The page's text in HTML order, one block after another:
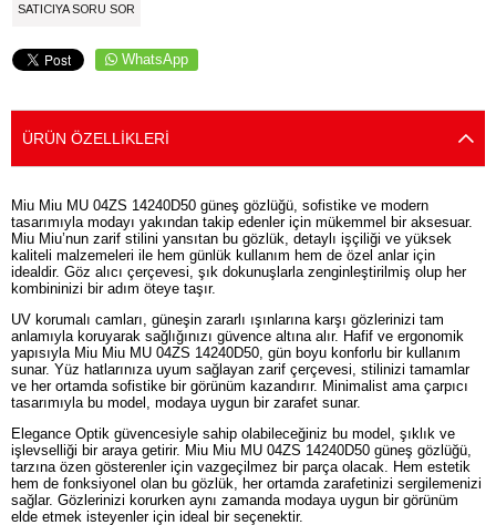
SATICIYA SORU SOR
WhatsApp
ÜRÜN ÖZELLIKLERI
Miu Miu MU 04ZS 14240D50 güneş gözlüğü, sofistike ve modern
tasarımıyla modayı yakından takip edenler için mükemmel bir aksesuar.
Miu Miu’nun zarif stilini yansıtan bu gözlük, detaylı işçiliği ve yüksek
kaliteli malzemeleri ile hem günlük kullanım hem de özel anlar için
idealdir. Göz alıcı çerçevesi, şık dokunuşlarla zenginleştirilmiş olup her
kombininizi bir adım öteye taşır.
UV korumalı camları, güneşin zararlı ışınlarına karşı gözlerinizi tam
anlamıyla koruyarak sağlığınızı güvence altına alır. Hafif ve ergonomik
yapısıyla Miu Miu MU 04ZS 14240D50, gün boyu konforlu bir kullanım
sunar. Yüz hatlarınıza uyum sağlayan zarif çerçevesi, stilinizi tamamlar
ve her ortamda sofistike bir görünüm kazandırır. Minimalist ama çarpıcı
tasarımıyla bu model, modaya uygun bir zarafet sunar.
Elegance Optik güvencesiyle sahip olabileceğiniz bu model, şıklık ve
işlevselliği bir araya getirir. Miu Miu MU 04ZS 14240D50 güneş gözlüğü,
tarzına özen gösterenler için vazgeçilmez bir parça olacak. Hem estetik
hem de fonksiyonel olan bu gözlük, her ortamda zarafetinizi sergilemenizi
sağlar. Gözlerinizi korurken aynı zamanda modaya uygun bir görünüm
elde etmek isteyenler için ideal bir seçenektir.